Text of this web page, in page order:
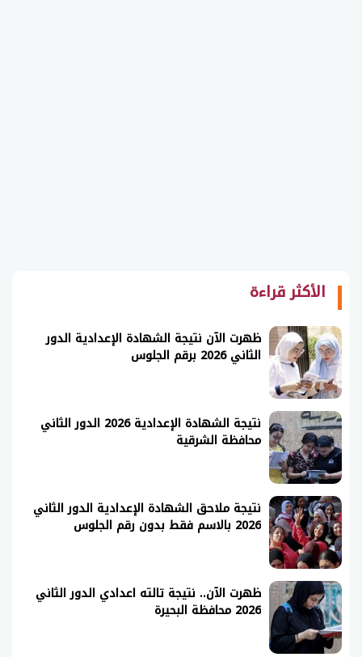
الأكثر قراءة
ظهرت الآن نتيجة الشهادة الإعدادية الدور
الثاني 2026 برقم الجلوس
نتيجة الشهادة الإعدادية 2026 الدور الثاني
محافظة الشرقية
نتيجة ملاحق الشهادة الإعدادية الدور الثاني
2026 بالاسم فقط بدون رقم الجلوس
ظهرت الآن.. نتيجة تالته اعدادي الدور الثاني
2026 محافظة البحيرة